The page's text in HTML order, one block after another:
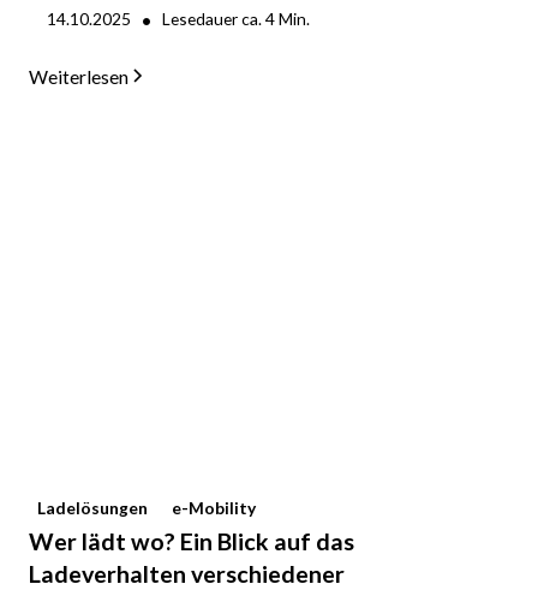
14.10.2025 • Lesedauer ca.4Min.
Weiterlesen
Ladelösungen e-Mobility
Wer lädt wo? Ein Blick auf das
Ladeverhalten verschiedener